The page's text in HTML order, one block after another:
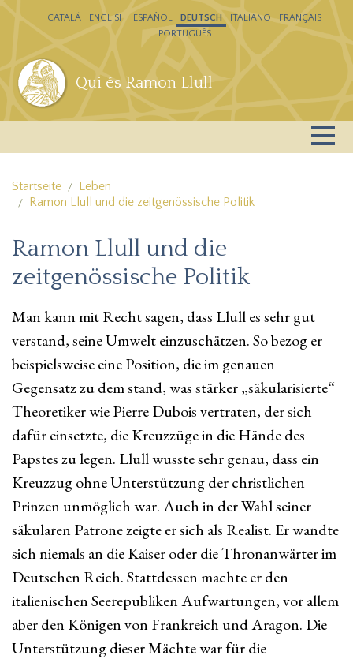
Direkt zum Inhalt
Qui és Ramon Llull
CATALÁ ENGLISH ESPAÑOL DEUTSCH ITALIANO
FRANÇAIS
PORTUGUÊS
Startseite
Leben
Ramon Llull und die zeitgenössische Politik
Ramon Llull und die
zeitgenössische Politik
Man kann mit Recht sagen, dass Llull es sehr gut
verstand, seine Umwelt einzuschätzen. So bezog er
beispielsweise eine Position, die im genauen
Gegensatz zu dem stand, was stärker „säkularisierte“
Theoretiker wie Pierre Dubois vertraten, der sich
dafür einsetzte, die Kreuzzüge in die Hände des
Papstes zu legen. Llull wusste sehr genau, dass ein
Kreuzzug ohne Unterstützung der christlichen
Prinzen unmöglich war. Auch in der Wahl seiner
säkularen Patrone zeigte er sich als Realist. Er wandte
sich niemals an die Kaiser oder die Thronanwärter im
Deutschen Reich. Stattdessen machte er den
italienischen Seerepubliken Aufwartungen, vor allem
aber den Königen von Frankreich und Aragon. Die
Unterstützung dieser Mächte war für die